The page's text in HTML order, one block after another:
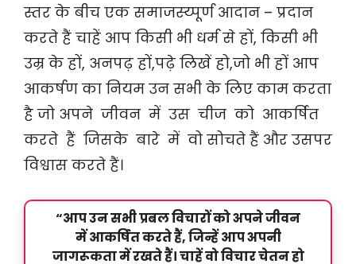
स्तर के बीच एक समाजस्य्पूर्ण आदान – प्रदान
करते हैं चाहें आप किसी भी धर्म से हों, किसी भी
उम्र के हों, अनपढ़ हों,पढ़े लिखें हो,जो भी हों आप
आकर्षण का नियम उन सभी के लिए काम करता
है जो अपने जीवन में उस चीज को आकर्षित
करते हैं जिसके बारे में वो सोचते हैं और उसपर
विश्वास करते हैं।
“आप उन सभी प्रबल विचारों को अपने जीवन
में आकर्षित करते हैं, जिन्हें आप अपनी
जागरूकता में रखते हैं। चाहें वो विचार चेतन हो